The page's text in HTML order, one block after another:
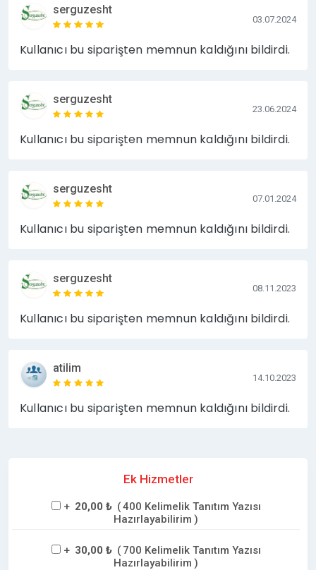
serguzesht
03.07.2024
Kullanıcı bu siparişten memnun kaldığını bildirdi.
serguzesht
23.06.2024
Kullanıcı bu siparişten memnun kaldığını bildirdi.
serguzesht
07.01.2024
Kullanıcı bu siparişten memnun kaldığını bildirdi.
serguzesht
08.11.2023
Kullanıcı bu siparişten memnun kaldığını bildirdi.
atilim
14.10.2023
Kullanıcı bu siparişten memnun kaldığını bildirdi.
Ek Hizmetler
+ 20,00 ₺ (400 Kelimelik Tanıtım Yazısı
Hazırlayabilirim )
+ 30,00 ₺ ( 700 Kelimelik Tanıtım Yazısı
Hazırlayabilirim )